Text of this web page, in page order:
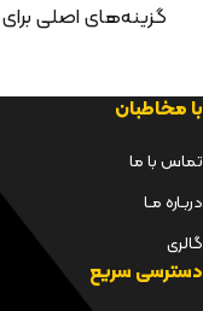
گزینه‌های اصلی
با مخاطبان
تماس با ما
دربـاره مـا
گالری
دسترسی سریع